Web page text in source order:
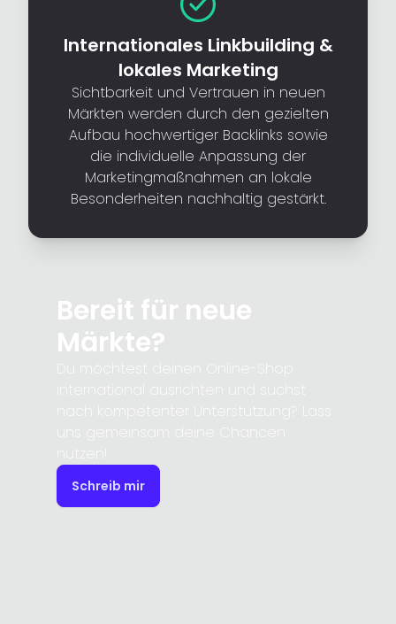
Internationales Linkbuilding &
lokales Marketing
Sichtbarkeit und Vertrauen in neuen
Märkten werden durch den gezielten
Aufbau hochwertiger Backlinks sowie
die individuelle Anpassung der
Marketingmaßnahmen an lokale
Besonderheiten nachhaltig gestärkt.
Bereit für neue
Märkte?
Du möchtest deinen Online-Shop
international ausrichten und suchst
nach kompetenter Unterstützung? Lass
uns gemeinsam deine Chancen
nutzen!
Schreib mir